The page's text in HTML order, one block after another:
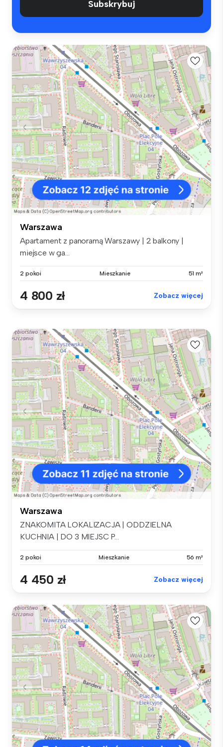
Subskrybuj
Warszawa
Apartament z panoramą Warszawy | 2 balkony |
miejsce w ga...
2 pokoi Mieszkanie 51 m²
4 800 zł Zobacz więcej
Warszawa
ZNAKOMITA LOKALIZACJA | ODDZIELNA
KUCHNIA | DO 3 MIEJSC P...
2 pokoi Mieszkanie 56 m²
4 450 zł Zobacz więcej